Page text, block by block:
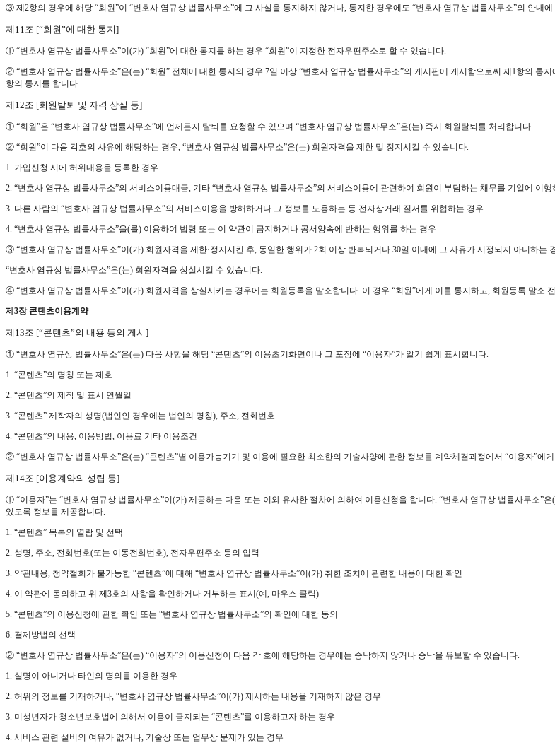
③ 제2항의 경우에 해당 “회원”이 “변호사 염규상 법률사무소”에 그 사실을 통지하지 않거나, 통지한 경우에도 “변호사 염규상 법률사무소”의 안내
제11조 [“회원”에 대한 통지]
① “변호사 염규상 법률사무소”이(가) “회원”에 대한 통지를 하는 경우 “회원”이 지정한 전자우편주소로 할 수 있습니다.
② “변호사 염규상 법률사무소”은(는) “회원” 전체에 대한 통지의 경우 7일 이상 “변호사 염규상 법률사무소”의 게시판에 게시함으로써 제1항의 통
항의 통지를 합니다.
제12조 [회원탈퇴 및 자격 상실 등]
① “회원”은 “변호사 염규상 법률사무소”에 언제든지 탈퇴를 요청할 수 있으며 “변호사 염규상 법률사무소”은(는) 즉시 회원탈퇴를 처리합니다.
② “회원”이 다음 각호의 사유에 해당하는 경우, “변호사 염규상 법률사무소”은(는) 회원자격을 제한 및 정지시킬 수 있습니다.
1. 가입신청 시에 허위내용을 등록한 경우
2. “변호사 염규상 법률사무소”의 서비스이용대금, 기타 “변호사 염규상 법률사무소”의 서비스이용에 관련하여 회원이 부담하는 채무를 기일에 이행
3. 다른 사람의 “변호사 염규상 법률사무소”의 서비스이용을 방해하거나 그 정보를 도용하는 등 전자상거래 질서를 위협하는 경우
4. “변호사 염규상 법률사무소”을(를) 이용하여 법령 또는 이 약관이 금지하거나 공서양속에 반하는 행위를 하는 경우
③ “변호사 염규상 법률사무소”이(가) 회원자격을 제한·정지시킨 후, 동일한 행위가 2회 이상 반복되거나 30일 이내에 그 사유가 시정되지 아니하는
“변호사 염규상 법률사무소”은(는) 회원자격을 상실시킬 수 있습니다.
④ “변호사 염규상 법률사무소”이(가) 회원자격을 상실시키는 경우에는 회원등록을 말소합니다. 이 경우 “회원”에게 이를 통지하고, 회원등록 말소
제3장 콘텐츠이용계약
제13조 [“콘텐츠”의 내용 등의 게시]
① “변호사 염규상 법률사무소”은(는) 다음 사항을 해당 “콘텐츠”의 이용초기화면이나 그 포장에 “이용자”가 알기 쉽게 표시합니다.
1. “콘텐츠”의 명칭 또는 제호
2. “콘텐츠”의 제작 및 표시 연월일
3. “콘텐츠” 제작자의 성명(법인인 경우에는 법인의 명칭), 주소, 전화번호
4. “콘텐츠”의 내용, 이용방법, 이용료 기타 이용조건
② “변호사 염규상 법률사무소”은(는) “콘텐츠”별 이용가능기기 및 이용에 필요한 최소한의 기술사양에 관한 정보를 계약체결과정에서 “이용자”에
제14조 [이용계약의 성립 등]
① “이용자”는 “변호사 염규상 법률사무소”이(가) 제공하는 다음 또는 이와 유사한 절차에 의하여 이용신청을 합니다. “변호사 염규상 법률사무소”
있도록 정보를 제공합니다.
1. “콘텐츠” 목록의 열람 및 선택
2. 성명, 주소, 전화번호(또는 이동전화번호), 전자우편주소 등의 입력
3. 약관내용, 청약철회가 불가능한 “콘텐츠”에 대해 “변호사 염규상 법률사무소”이(가) 취한 조치에 관련한 내용에 대한 확인
4. 이 약관에 동의하고 위 제3호의 사항을 확인하거나 거부하는 표시(예, 마우스 클릭)
5. “콘텐츠”의 이용신청에 관한 확인 또는 “변호사 염규상 법률사무소”의 확인에 대한 동의
6. 결제방법의 선택
② “변호사 염규상 법률사무소”은(는) “이용자”의 이용신청이 다음 각 호에 해당하는 경우에는 승낙하지 않거나 승낙을 유보할 수 있습니다.
1. 실명이 아니거나 타인의 명의를 이용한 경우
2. 허위의 정보를 기재하거나, “변호사 염규상 법률사무소”이(가) 제시하는 내용을 기재하지 않은 경우
3. 미성년자가 청소년보호법에 의해서 이용이 금지되는 “콘텐츠”를 이용하고자 하는 경우
4. 서비스 관련 설비의 여유가 없거나, 기술상 또는 업무상 문제가 있는 경우